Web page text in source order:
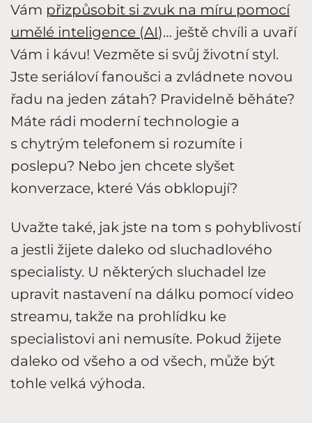
Vám přizpůsobit si zvuk na míru pomocí
umělé inteligence (AI)… ještě chvíli a uvaří
Vám i kávu! Vezměte si svůj životní styl.
Jste seriáloví fanoušci a zvládnete novou
řadu na jeden zátah? Pravidelně běháte?
Máte rádi moderní technologie a
s chytrým telefonem si rozumíte i
poslepu? Nebo jen chcete slyšet
konverzace, které Vás obklopují?
Uvažte také, jak jste na tom s pohyblivostí
a jestli žijete daleko od sluchadlového
specialisty. U některých sluchadel lze
upravit nastavení na dálku pomocí video
streamu, takže na prohlídku ke
specialistovi ani nemusíte. Pokud žijete
daleko od všeho a od všech, může být
tohle velká výhoda.